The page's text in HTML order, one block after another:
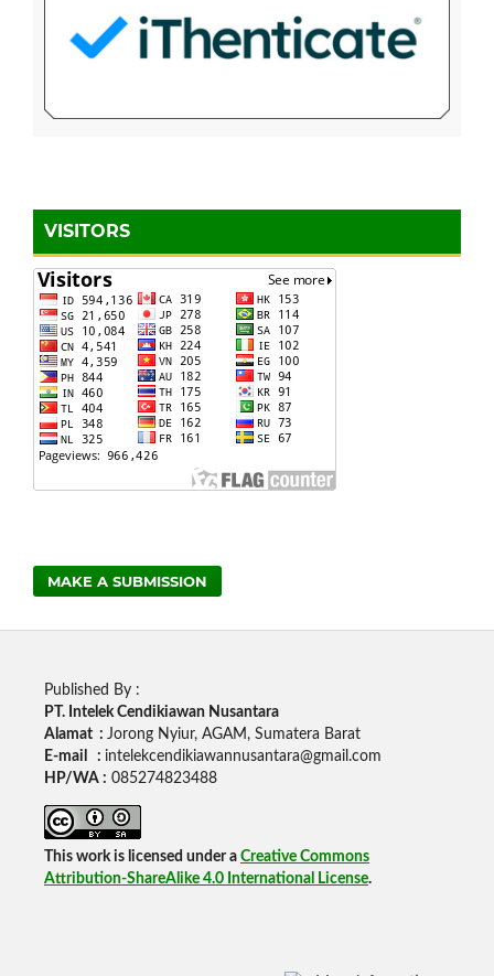
VISITORS
MAKE A SUBMISSION
Published By :
PT. Intelek Cendikiawan Nusantara
Alamat : Jorong Nyiur, AGAM, Sumatera Barat
E-mail : intelekcendikiawannusantara@gmail.com
HP/WA : 085274823488
This work is licensed under a Creative Commons
Attribution-ShareAlike 4.0 International License.